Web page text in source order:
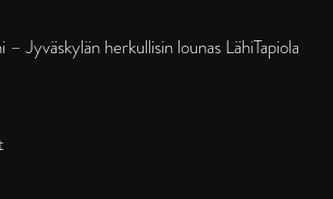
Jyväskylän herkullisin lounas LähiTapiola